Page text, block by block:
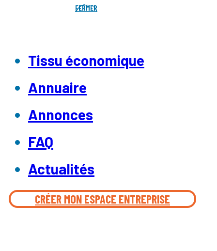
FERMER
Tissu économique
Annuaire
Annonces
FAQ
Actualités
CRÉER MON ESPACE ENTREPRISE